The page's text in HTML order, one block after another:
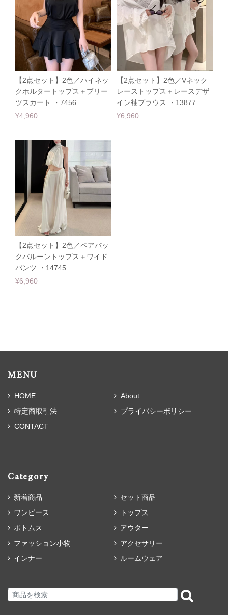
【2点セット】2色／ハイネッ
クホルタートップス＋プリー
ツスカート ・7456
¥4,960
【2点セット】2色／Vネック
レーストップス＋レースデザ
イン袖ブラウス ・13877
¥6,960
【2点セット】2色／ベアバッ
クバルーントップス＋ワイド
パンツ ・14745
¥6,960
MENU
HOME
About
特定商取引法
プライバシーポリシー
CONTACT
Category
新着商品
セット商品
ワンピース
トップス
ボトムス
アウター
ファッション小物
アクセサリー
インナー
ルームウェア